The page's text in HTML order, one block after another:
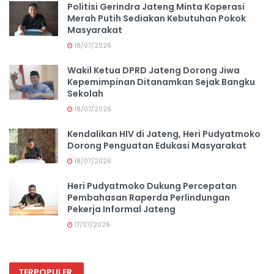
Politisi Gerindra Jateng Minta Koperasi
Merah Putih Sediakan Kebutuhan Pokok
Masyarakat
18/07/2026
Wakil Ketua DPRD Jateng Dorong Jiwa
Kepemimpinan Ditanamkan Sejak Bangku
Sekolah
18/07/2026
Kendalikan HIV di Jateng, Heri Pudyatmoko
Dorong Penguatan Edukasi Masyarakat
18/07/2026
Heri Pudyatmoko Dukung Percepatan
Pembahasan Raperda Perlindungan
Pekerja Informal Jateng
17/07/2026